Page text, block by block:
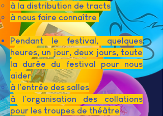
à la distribution de tracts
à nous faire connaître
Pendant le festival, quelques
heures, un jour, deux jours, toute
la durée du festival pour nous
aider
à l'entrée des salles
à l'organisation des collations
pour les troupes de théâtre